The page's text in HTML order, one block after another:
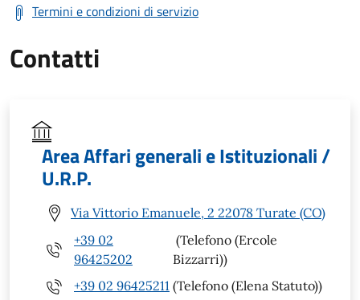
Termini e condizioni di servizio
Contatti
Area Affari generali e Istituzionali /
U.R.P.
Via Vittorio Emanuele, 2 22078 Turate (CO)
+39 02
96425202
(Telefono (Ercole
Bizzarri))
+39 02 96425211 (Telefono (Elena Statuto))